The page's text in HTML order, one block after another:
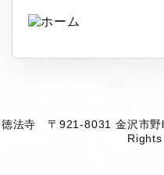
徳法寺 〒921-8031 金沢市
Rights